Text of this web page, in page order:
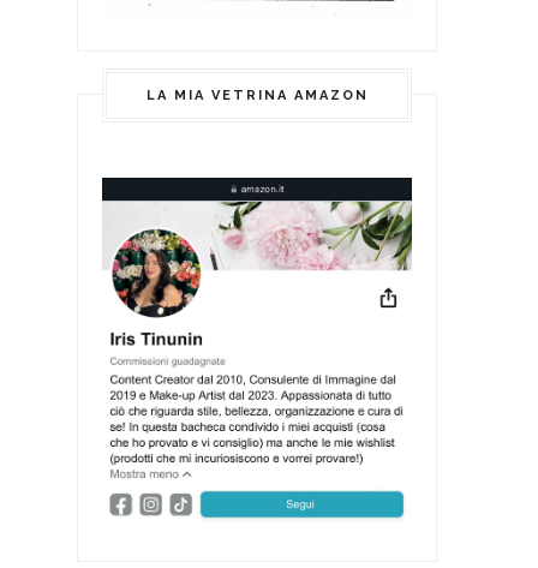
LA MIA VETRINA AMAZON